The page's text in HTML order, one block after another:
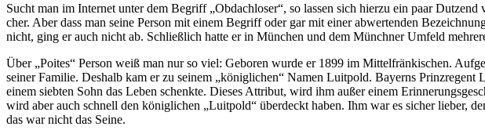
Sucht man im Internet unter dem Begriff „Obdachloser“, so lassen sich hierzu ein paar
cher. Aber dass man seine Person mit einem Begriff oder gar mit einer ab­wertenden
nicht, ging er auch nicht ab. Schließlich hatte er in München und dem Münchner Um­feld
Über „Poites“ Person weiß man nur so viel: Geboren wurde er 1899 im Mit­telfränkischen.
seiner Familie. Deshalb kam er zu seinem „königlichen“ Namen Luitpold. Bayerns
einem siebten Sohn das Leben schenkte. Dieses Attribut, wird ihm außer einem
wird aber auch schnell den königlichen „Luit­pold“ überdeckt haben. Ihm war es sicher lieber,
das war nicht das Seine.